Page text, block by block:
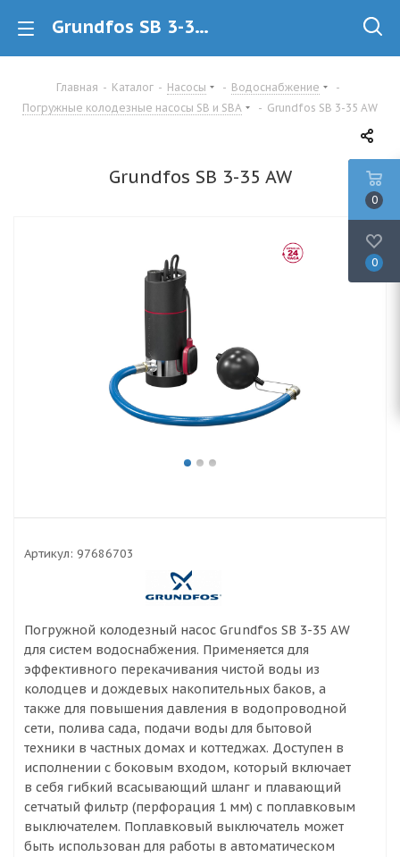
Grundfos SB 3-35 AW 97686703 Погружной колодезный насос купить в Минске
Главная - Каталог - Насосы - Водоснабжение
-
Погружные колодезные насосы SB и SBA
- Grundfos SB 3-35 AW
Grundfos SB 3-35 AW
Артикул: 97686703
Погружной колодезный насос Grundfos SB 3-35 AW
для систем водоснабжения. Применяется для
эффективного перекачивания чистой воды из
колодцев и дождевых накопительных баков, а
также для повышения давления в водопроводной
сети, полива сада, подачи воды для бытовой
техники в частных домах и коттеджах. Доступен в
исполнении с боковым входом, который включает
в себя гибкий всасывающий шланг и плавающий
сетчатый фильтр (перфорация 1 мм) с поплавковым
выключателем. Поплавковый выключатель может
быть использован для работы в автоматическом
0
0